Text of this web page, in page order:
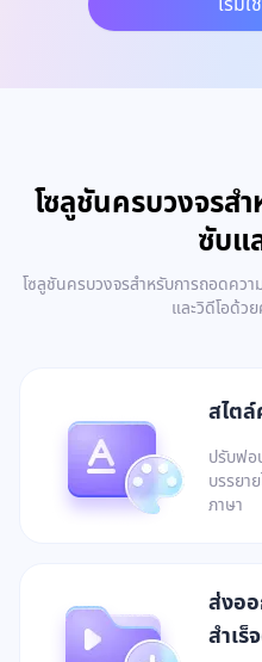
โซลูชันครบวงจรส
ซับแ
โซลูชันครบวงจรสำหรับการถอดคว
และวิดีโอด้ว
สไตล์
ปรับฟอ
บรรยา
ภาษา
ส่งอ
สำเร็